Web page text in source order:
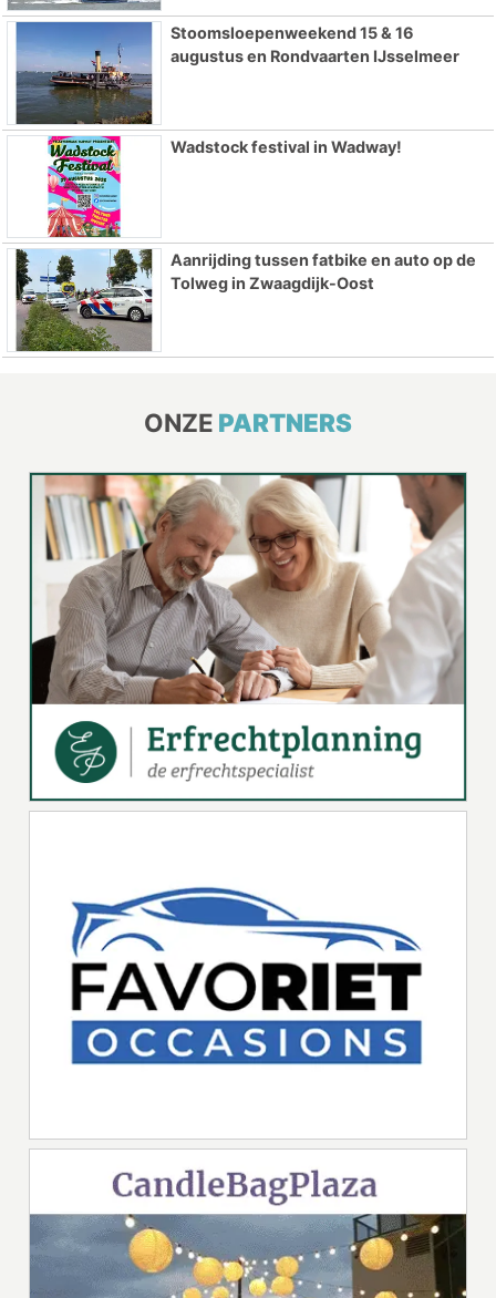
Stoomsloepenweekend 15 & 16
augustus en Rondvaarten IJsselmeer
Wadstock festival in Wadway!
Aanrijding tussen fatbike en auto op de
Tolweg in Zwaagdijk-Oost
ONZE PARTNERS